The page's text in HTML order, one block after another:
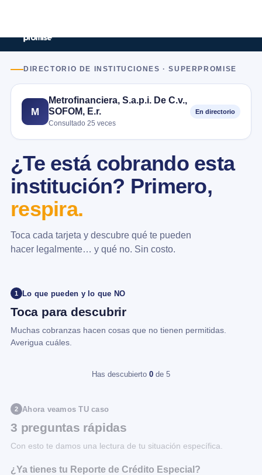
DIRECTORIO DE INSTITUCIONES · SUPERPROMISE
M
Metrofinanciera, S.a.p.i. De C.v.,
SOFOM, E.r.
Consultado 25 veces
En directorio
¿Te está cobrando esta
institución? Primero,
respira.
Toca cada tarjeta y descubre qué te pueden
hacer legalmente… y qué no. Sin costo.
1 Lo que pueden y lo que NO
Toca para descubrir
Muchas cobranzas hacen cosas que no tienen permitidas.
Averigua cuáles.
Has descubierto 0 de 5
2 Ahora veamos TU caso
3 preguntas rápidas
Con esto te damos una lectura de tu situación específica.
¿Ya tienes tu Reporte de Crédito Especial?